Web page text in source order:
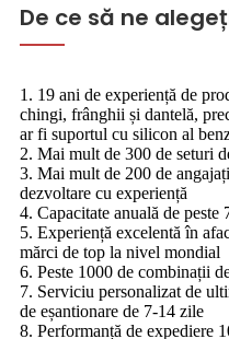
De ce să ne
1. 19 ani de experiență de
chingi, frânghii și dantelă,
ar fi suportul cu silicon al
2. Mai mult de 300 de seturi
3. Mai mult de 200 de
dezvoltare cu experiență
4. Capacitate anuală de peste
5. Experiență excelentă în
mărci de top la nivel mondial
6. Peste 1000 de combinații
7. Serviciu personalizat de
de eșantionare de 7-14 zile
8. Performanță de expediere